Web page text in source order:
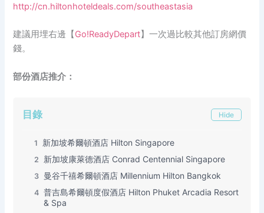
http://cn.hiltonhoteldeals.com/southeastasia
建議用埋右邊【Go!ReadyDepart】一次過比較其他訂房網價
錢。
部份酒店推介：
目錄 Hide
1 新加坡希爾頓酒店 Hilton Singapore
2 新加坡康萊德酒店 Conrad Centennial Singapore
3 曼谷千禧希爾頓酒店 Millennium Hilton Bangkok
4 普吉島希爾頓度假酒店 Hilton Phuket Arcadia Resort
& Spa